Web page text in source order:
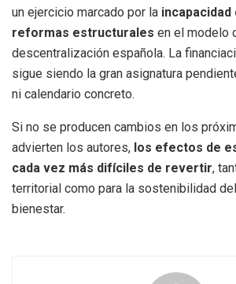
un ejercicio marcado por la
reformas estructurales en el modelo
descentralización española. La
sigue siendo la gran asignatura
ni calendario concreto.
Si no se producen cambios en los
advierten los autores, los efectos de
cada vez más difíciles de revertir,
territorial como para la sostenibilidad
bienestar.